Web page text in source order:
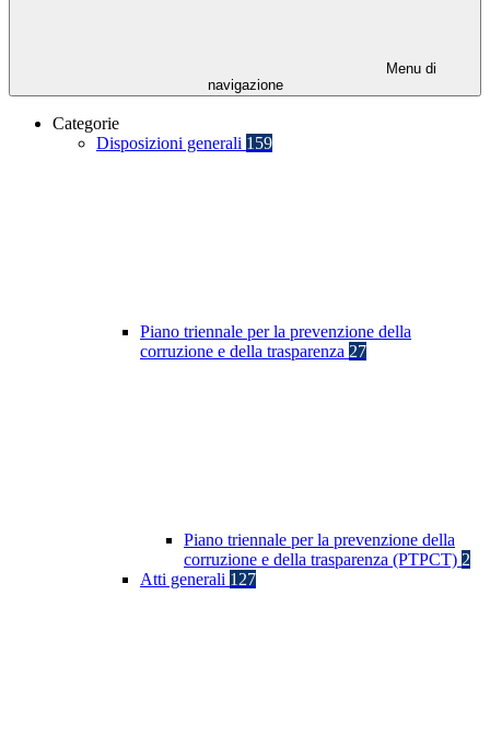
Menu di
navigazione
Categorie
Disposizioni generali 159
Piano triennale per la prevenzione della
corruzione e della trasparenza 27
Piano triennale per la prevenzione della
corruzione e della trasparenza (PTPCT) 2
Atti generali 127